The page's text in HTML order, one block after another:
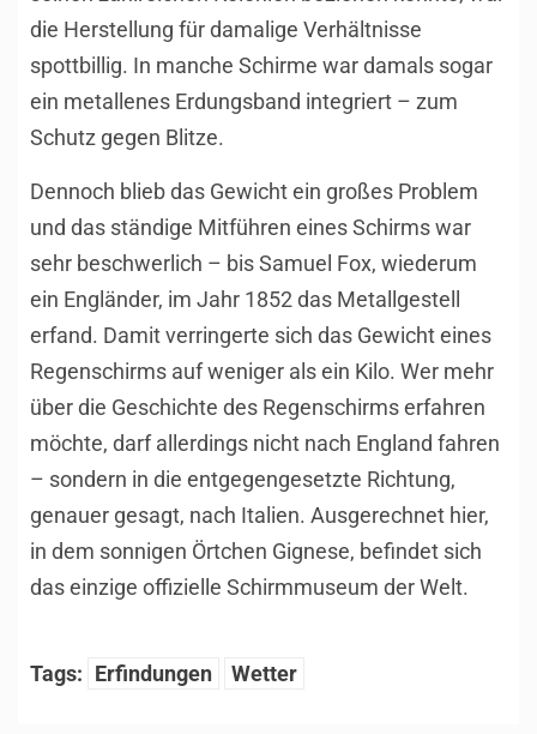
die Herstellung für damalige Verhältnisse
spottbillig. In manche Schirme war damals sogar
ein metallenes Erdungsband integriert – zum
Schutz gegen Blitze.
Dennoch blieb das Gewicht ein großes Problem
und das ständige Mitführen eines Schirms war
sehr beschwerlich – bis Samuel Fox, wiederum
ein Engländer, im Jahr 1852 das Metallgestell
erfand. Damit verringerte sich das Gewicht eines
Regenschirms auf weniger als ein Kilo. Wer mehr
über die Geschichte des Regenschirms erfahren
möchte, darf allerdings nicht nach England fahren
– sondern in die entgegengesetzte Richtung,
genauer gesagt, nach Italien. Ausgerechnet hier,
in dem sonnigen Örtchen Gignese, befindet sich
das einzige offizielle Schirmmuseum der Welt.
Tags: Erfindungen Wetter